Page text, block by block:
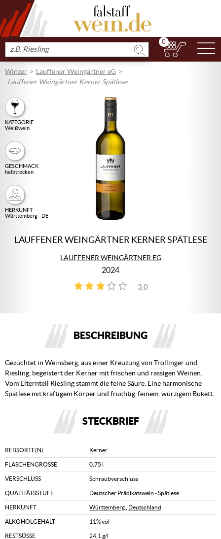
Produkt
suchen
0
Winzer
Lauffener Weingärtner eG
Lauffener Weingärtner Kerner Spätlese
KATEGORIE
Weißwein
GESCHMACK
halbtrocken
HERKUNFT
Württemberg - DE
LAUFFENER WEINGÄRTNER KERNER SPÄTLESE
LAUFFENER WEINGÄRTNER EG
2024
3,0
1
BESCHREIBUNG
Gezüchtet in Weinsberg, aus einer Kreuzung von Trollinger und
Riesling, begeistert der Kerner mit frischen und rassigen Weinen.
Vom Elternteil Riesling stammt die feine Säure. Eine harmonische
Spätlese mit kräftigem Körper und fruchtig-feinem, würzigem Bukett.
STECKBRIEF
REBSORTE(N) Kerner
FLASCHENGRÖSSE 0,75 l
VERSCHLUSS Schraubverschluss
QUALITÄTSSTUFE Deutscher Prädikatswein - Spätlese
HERKUNFT Württemberg Deutschland
ALKOHOLGEHALT 11% vol
RESTSÜSSE 24,1 g/l